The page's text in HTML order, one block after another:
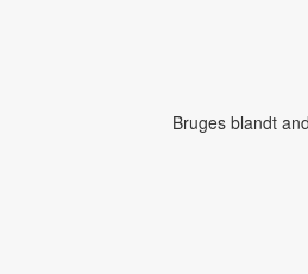
Bruges blandt